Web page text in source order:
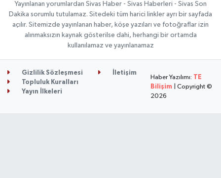
Yayınlanan yorumlardan Sivas Haber - Sivas Haberleri - Sivas Son
Dakika sorumlu tutulamaz. Sitedeki tüm harici linkler ayrı bir sayfada
açılır. Sitemizde yayınlanan haber, köşe yazıları ve fotoğraflar izin
alınmaksızın kaynak gösterilse dahi, herhangi bir ortamda
kullanılamaz ve yayınlanamaz
Gizlilik Sözleşmesi
İletişim
Topluluk Kuralları
Yayın İlkeleri
Haber Yazılımı: TE
Bilişim | Copyright ©
2026